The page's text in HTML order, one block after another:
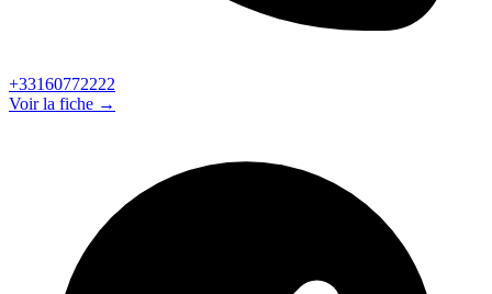
+33160772222
Voir la fiche →